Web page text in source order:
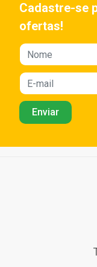
Cadastre-se
ofertas!